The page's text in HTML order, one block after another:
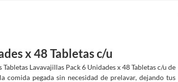
x 48 Tabletas c/u
Lavavajillas Pack 6 Unidades x 48 Tabletas c/u de
comida pegada sin necesidad de prelavar, dejando tus